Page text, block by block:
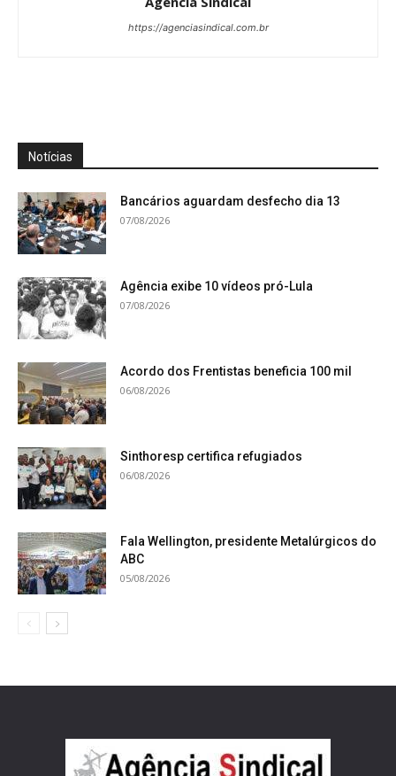
https://agenciasindical.com.br
Notícias
Bancários aguardam desfecho dia 13
07/08/2026
Agência exibe 10 vídeos pró-Lula
07/08/2026
Acordo dos Frentistas beneficia 100 mil
06/08/2026
Sinthoresp certifica refugiados
06/08/2026
Fala Wellington, presidente Metalúrgicos do
ABC
05/08/2026